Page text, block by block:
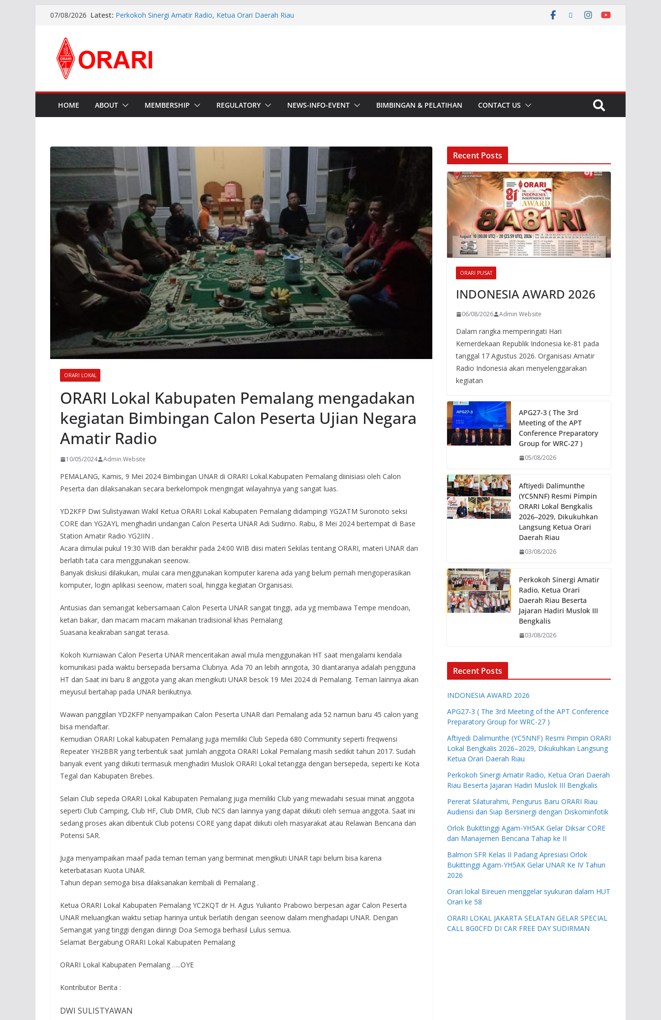
07/08/2026 Latest: Perkokoh Sinergi Amatir Radio, Ketua Orari Daerah Riau
INDONESIA AWARD 2026
APG27-3 ( The 3rd Meeting of the APT Conference
Bengkalis 2026–2029, Dikukuhkan Langsung Ketua Orari
Daerah Riau
HOME ABOUT MEMBERSHIP REGULATORY NEWS-INFO-EVENT BIMBINGAN & PELATIHAN CONTACT US
ORARI LOKAL
ORARI Lokal Kabupaten Pemalang mengadakan
kegiatan Bimbingan Calon Peserta Ujian Negara
Amatir Radio
10/05/2024 Admin Website
PEMALANG, Kamis, 9 Mei 2024 Bimbingan UNAR di ORARI Lokal.Kabupaten Pemalang diinisiasi oleh Calon
Peserta dan dilaksanakan secara berkelompok mengingat wilayahnya yang sangat luas.
YD2KFP Dwi Sulistyawan Wakil Ketua ORARI Lokal Kabupaten Pemalang didampingi YG2ATM Suronoto seksi
CORE dan YG2AYL menghadiri undangan Calon Peserta UNAR Adi Sudirno. Rabu, 8 Mei 2024 bertempat di Base
Station Amatir Radio YG2IIN .
Acara dimulai pukul 19:30 WIB dan berakhir pada 24:00 WIB diisi materi Sekilas tentang ORARI, materi UNAR dan
berlatih tata cara menggunakan seenow.
Banyak diskusi dilakukan, mulai cara menggunakan komputer karena ada yang belum pernah mengoperasikan
komputer, login aplikasi seenow, materi soal, hingga kegiatan Organisasi.
Antusias dan semangat kebersamaan Calon Peserta UNAR sangat tinggi, ada yg membawa Tempe mendoan,
ketan bakar, dan macam macam makanan tradisional khas Pemalang
Suasana keakraban sangat terasa.
Kokoh Kurniawan Calon Peserta UNAR menceritakan awal mula menggunakan HT saat mengalami kendala
komunikasi pada waktu bersepada bersama Clubnya. Ada 70 an lebih anngota, 30 diantaranya adalah pengguna
HT dan Saat ini baru 8 anggota yang akan mengikuti UNAR besok 19 Mei 2024 di Pemalang. Teman lainnya akan
meyusul bertahap pada UNAR berikutnya.
Wawan panggilan YD2KFP nenyampaikan Calon Peserta UNAR dari Pemalang ada 52 namun baru 45 calon yang
bisa mendaftar.
Kemudian ORARI Lokal kabupaten Pemalang juga memiliki Club Sepeda 680 Community seperti freqwensi
Repeater YH2BBR yang terbentuk saat jumlah anggota ORARI Lokal Pemalang masih sedikit tahun 2017. Sudah
banyak event yang diikuti termasuk menghadiri Muslok ORARI Lokal tetangga dengan bersepeda, seperti ke Kota
Tegal dan Kabupaten Brebes.
Selain Club sepeda ORARI Lokal Kabupaten Pemalang juga memiliki Club yang mewadahi sesuai minat anggota
seperti Club Camping, Club HF, Club DMR, Club NCS dan lainnya yang dapat diikuti oleh semua anggota. Saat ini
sedang proses akan dibentuk Club potensi CORE yang dapat diikuti oleh masyarakat atau Relawan Bencana dan
Potensi SAR.
Juga menyampaikan maaf pada teman teman yang berminat mengikuti UNAR tapi belum bisa karena
keterbatasan Kuota UNAR.
Tahun depan semoga bisa dilaksanakan kembali di Pemalang .
Ketua ORARI Lokal Kabupaten Pemalang YC2KQT dr H. Agus Yulianto Prabowo berpesan agar Calon Peserta
UNAR meluangkan waktu setiap harinya untuk berlatih dengan seenow dalam menghadapi UNAR. Dengan
Semangat yang tinggi dengan diiringi Doa Semoga berhasil Lulus semua.
Selamat Bergabung ORARI Lokal Kabupaten Pemalang
ORARI Lokal Kabupaten Pemalang …..OYE
Kontributor Berita :
DWI SULISTYAWAN
Recent Posts
ORARI PUSAT
INDONESIA AWARD 2026
06/08/2026 Admin Website
Dalam rangka memperingati Hari
Kemerdekaan Republik Indonesia ke-81 pada
tanggal 17 Agustus 2026. Organisasi Amatir
Radio Indonesia akan menyelenggarakan
kegiatan
APG27-3 ( The 3rd
Meeting of the APT
Conference Preparatory
Group for WRC-27 )
05/08/2026
Aftiyedi Dalimunthe
(YC5NNF) Resmi Pimpin
ORARI Lokal Bengkalis
2026–2029, Dikukuhkan
Langsung Ketua Orari
Daerah Riau
03/08/2026
Perkokoh Sinergi Amatir
Radio, Ketua Orari
Daerah Riau Beserta
Jajaran Hadiri Muslok III
Bengkalis
03/08/2026
Recent Posts
INDONESIA AWARD 2026
APG27-3 ( The 3rd Meeting of the APT Conference
Preparatory Group for WRC-27 )
Aftiyedi Dalimunthe (YC5NNF) Resmi Pimpin ORARI
Lokal Bengkalis 2026–2029, Dikukuhkan Langsung
Ketua Orari Daerah Riau
Perkokoh Sinergi Amatir Radio, Ketua Orari Daerah
Riau Beserta Jajaran Hadiri Muslok III Bengkalis
Pererat Silaturahmi, Pengurus Baru ORARI Riau
Audiensi dan Siap Bersinergi dengan Diskominfotik
Orlok Bukittinggi Agam-YH5AK Gelar Diksar CORE
dan Manajemen Bencana Tahap ke II
Balmon SFR Kelas II Padang Apresiasi Orlok
Bukittinggi Agam-YH5AK Gelar UNAR Ke IV Tahun
2026
Orari lokal Bireuen menggelar syukuran dalam HUT
Orari ke 58
ORARI LOKAL JAKARTA SELATAN GELAR SPECIAL
CALL 8G0CFD DI CAR FREE DAY SUDIRMAN